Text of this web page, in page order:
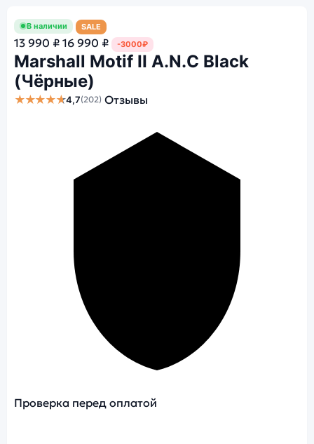
В наличии SALE
13 990 ₽ 16 990 ₽ -3000₽
Marshall Motif II A.N.C Black
(Чёрные)
★★★★★4,7(202) Отзывы
Проверка перед оплатой